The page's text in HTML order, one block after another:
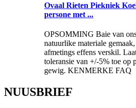
Ovaal Rieten Piekniek
persone met ...
OPSOMMING Baie van
natuurlike materiale
afmetings effens verskil.
toleransie van +/-5% toe op
gewig. KENMERKE FAQ
NUUSBRIEF